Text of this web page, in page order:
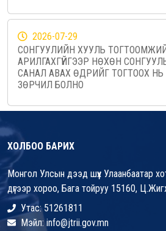
2026-07-29
СОНГУУЛИЙН ХУУЛЬ
АРИЛГАХГҮЙГЭЭР НӨХӨН
САНАЛ АВАХ ӨДРИЙГ ТОГТООХ НЬ
ЗӨРЧИЛ БОЛНО
ХОЛБОО БАРИХ
Монгол Улсын дээд шүүх Улаанбаатар
дүгээр хороо, Бага тойруу 15160,
Утас: 51261811
Мэйл: info@jtrii.gov.mn